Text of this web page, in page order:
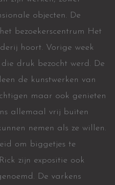
objecten. De
bezoekerscentrum Het
hoort. Vorige week
druk bezocht werd. De
de kunstwerken van
maar ook genieten
allemaal vrij buiten
nemen als ze willen.
om biggetjes te
zijn expositie ook
De varkens